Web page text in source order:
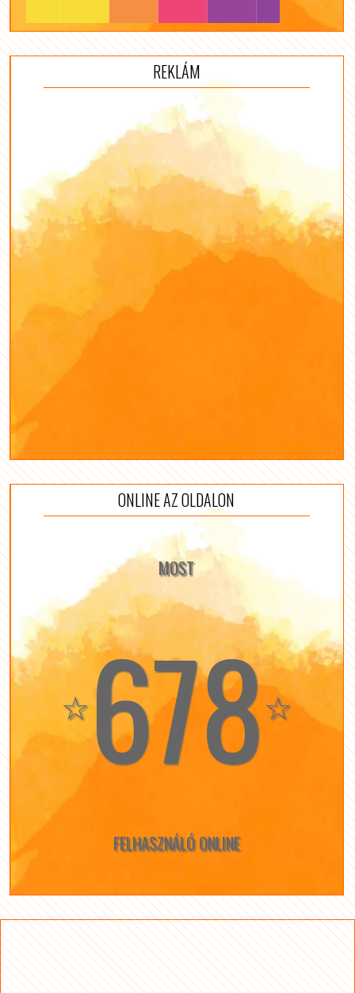
REKLÁM
ONLINE AZ OLDALON
MOST
☆678☆
FELHASZNÁLÓ ONLINE